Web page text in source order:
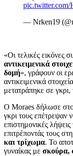
pic.twitter.com/
— Nrken19
«Οι τελικές εικόνες
αντικειμενικά
δομή», γράφουν οι
αντικειμενικά
μετατράπηκε σε
Ο Moraes δήλωσε στο
γκρι τους επέτρεψαν
επιστημονικές
επιτρέποντάς τους
και τρίχωμα. Το
γυναίκας με σκούρα,